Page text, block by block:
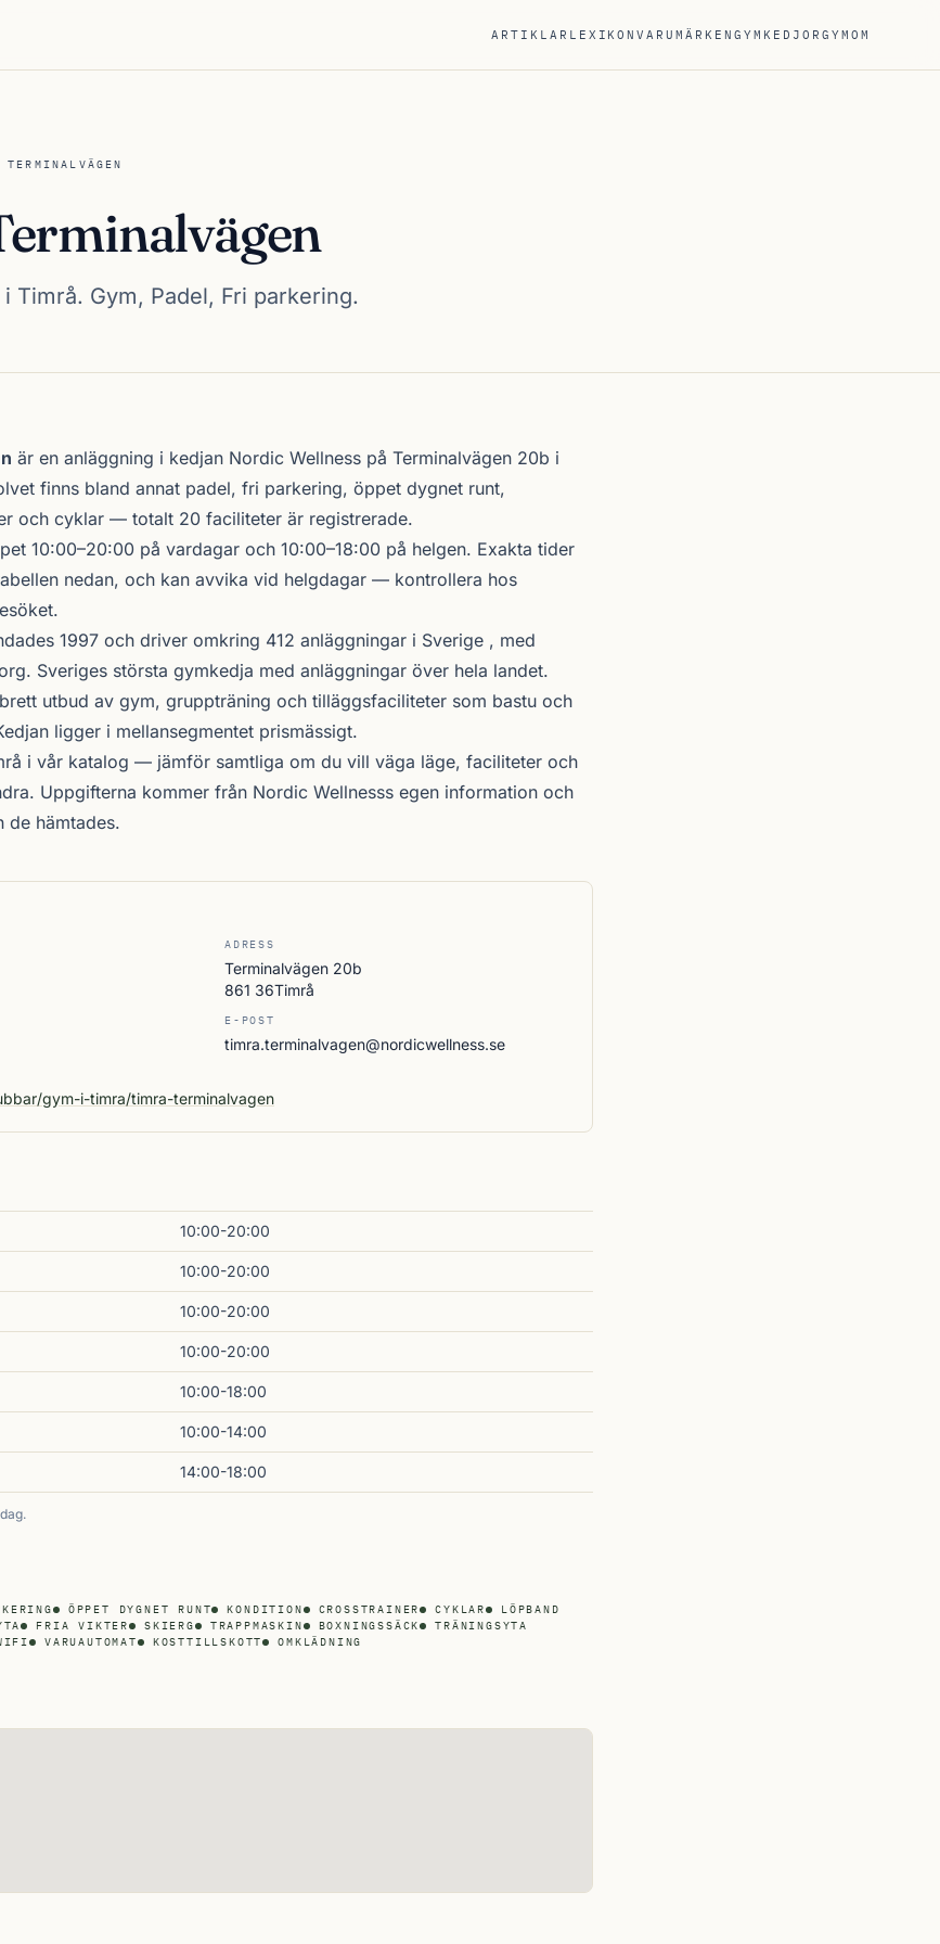
ARTIKLAR LEXIKONVARUMÄRKENGYMKEDJORGYMOM
Timrå. Gym, Padel, Fri parkering.
är en anläggning i kedjan Nordic Wellness på Terminalvägen 20b i
finns bland annat padel, fri parkering, öppet dygnet runt,
och cyklar — totalt 20 faciliteter är registrerade.
10:00–20:00 på vardagar och 10:00–18:00 på helgen. Exakta tider
nedan, och kan avvika vid helgdagar — kontrollera hos
1997 och driver omkring 412 anläggningar i Sverige , med
Sveriges största gymkedja med anläggningar över hela landet.
utbud av gym, gruppträning och tilläggsfaciliteter som bastu och
ligger i mellansegmentet prismässigt.
i vår katalog — jämför samtliga om du vill väga läge, faciliteter och
Uppgifterna kommer från Nordic Wellnesss egen information och
de hämtades.
ADRESS
Terminalvägen 20b
861 36Timrå
E-POST
timra.terminalvagen@nordicwellness.se
gym-i-timra/timra-terminalvagen
10:00-20:00
10:00-20:00
10:00-20:00
10:00-20:00
10:00-18:00
10:00-14:00
14:00-18:00
ÖPPET DYGNET RUNT KONDITION CROSSTRAINER CYKLAR
LÖPBAND
FRIA VIKTER SKIERG TRAPPMASKIN BOXNINGSSÄCK
TRÄNINGSYTA
VARUAUTOMAT KOSTTILLSKOTT OMKLÄDNING